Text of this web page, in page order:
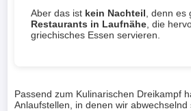
Aber das ist kein Nachteil , denn
Restaurants in Laufnähe , die
griechisches Essen servieren.
Passend zum Kulinarischen Dreikampf
Anlaufstellen, in denen wir abwechselnd